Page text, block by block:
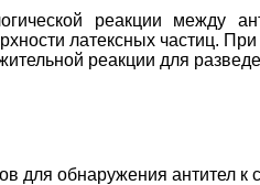
реакции между
латексных частиц.
реакции для
для обнаружения антител к